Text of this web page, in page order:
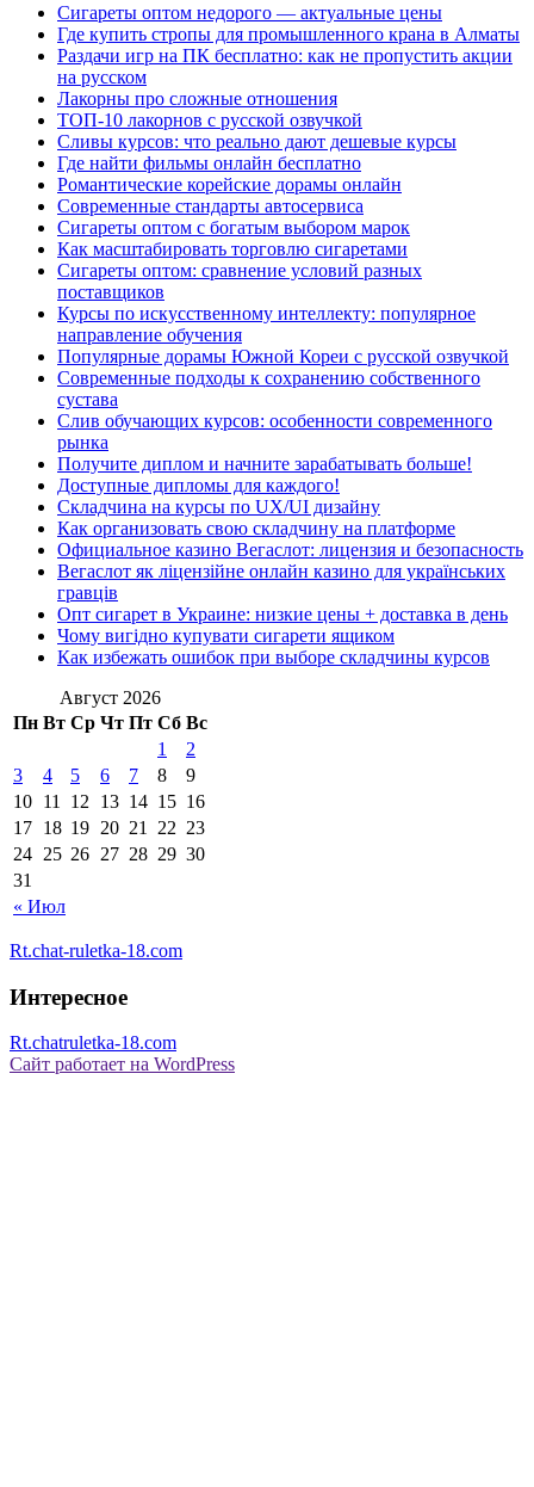
Сигареты оптом недорого — актуальные цены
Где купить стропы для промышленного крана в Алматы
Раздачи игр на ПК бесплатно: как не пропустить акции
на русском
Лакорны про сложные отношения
ТОП-10 лакорнов с русской озвучкой
Сливы курсов: что реально дают дешевые курсы
Где найти фильмы онлайн бесплатно
Романтические корейские дорамы онлайн
Современные стандарты автосервиса
Сигареты оптом с богатым выбором марок
Как масштабировать торговлю сигаретами
Сигареты оптом: сравнение условий разных
поставщиков
Курсы по искусственному интеллекту: популярное
направление обучения
Популярные дорамы Южной Кореи с русской озвучкой
Современные подходы к сохранению собственного
сустава
Слив обучающих курсов: особенности современного
рынка
Получите диплом и начните зарабатывать больше!
Доступные дипломы для каждого!
Складчина на курсы по UX/UI дизайну
Как организовать свою складчину на платформе
Официальное казино Вегаслот: лицензия и безопасность
Вегаслот як ліцензійне онлайн казино для українських
гравців
Опт сигарет в Украине: низкие цены + доставка в день
Чому вигідно купувати сигарети ящиком
Как избежать ошибок при выборе складчины курсов
Август 2026
Пн Вт Ср Чт Пт Сб Вс
« Июл
1
2
3
4 5 6 7 8
9
10 11 12 13 14 15 16
17 18 19 20 21 22 23
24 25 26 27 28 29 30
31
Rt.chat-ruletka-18.com
Интересное
Rt.chatruletka-18.com
Сайт работает на WordPress